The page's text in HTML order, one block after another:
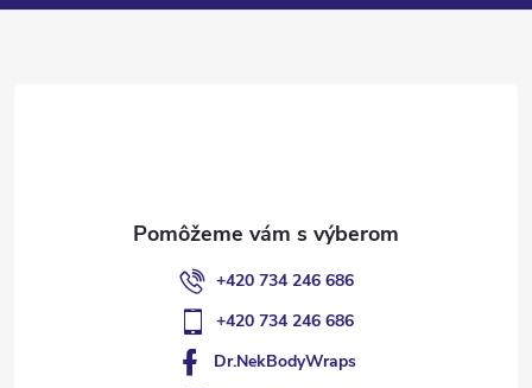
+420 734 246 686
+420 734 246 686
Dr.NekBodyWraps